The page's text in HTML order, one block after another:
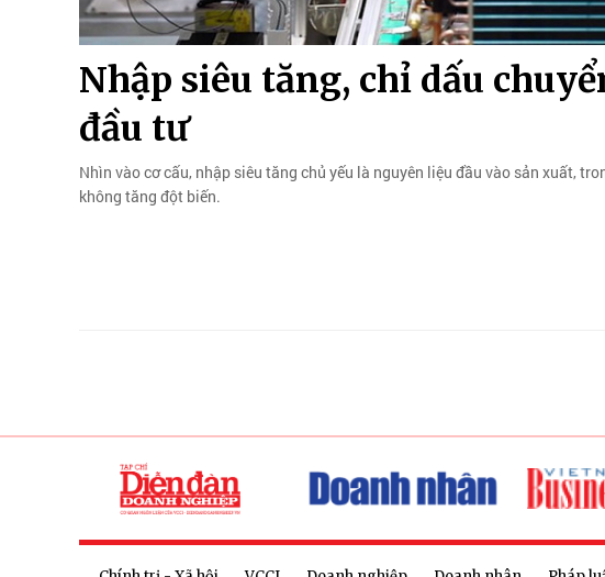
Nhập siêu tăng, chỉ dấu
đầu tư
Nhìn vào cơ cấu, nhập siêu tăng chủ yếu là nguyên liệu đầu vào sản xuất,
không tăng đột biến.